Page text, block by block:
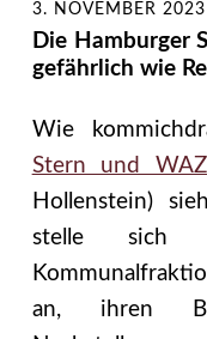
3. NOVEMBER 2023
Die Hamburger
gefährlich wie
Wie
Stern und WAZ
Hollenstein)
stelle sich
an, ihren